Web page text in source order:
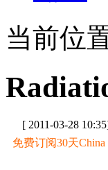
当前位
[ 2011-03-28
免费订阅30天